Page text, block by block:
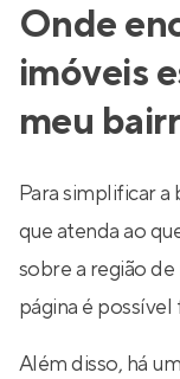
Onde
imóveis
meu
Para simplificar
que atenda ao
sobre a região de
página é
Além disso, há